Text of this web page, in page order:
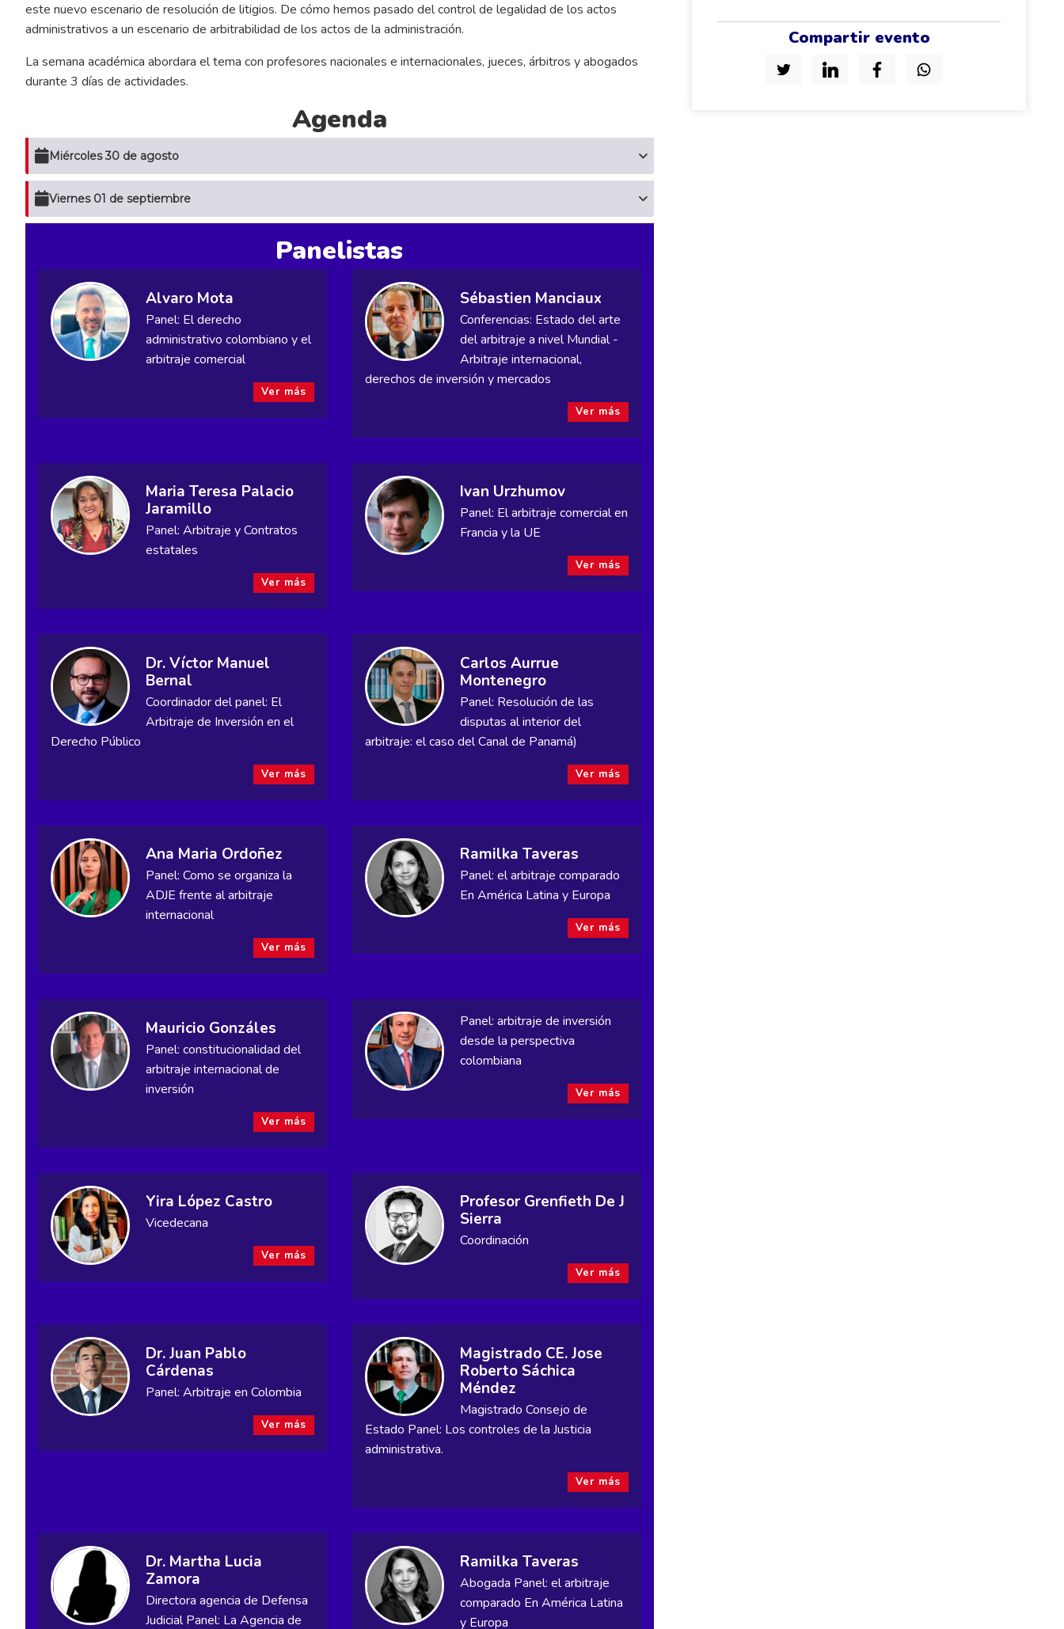
Compartir evento
este nuevo escenario de resolución de litigios. De cómo hemos pasado del control de legalidad de los actos
administrativos a un escenario de arbitrabilidad de los actos de la administración.
La semana académica abordara el tema con profesores nacionales e internacionales, jueces, árbitros y abogados
durante 3 días de actividades.
Agenda
Miércoles 30 de agosto
Viernes 01 de septiembre
Panelistas
Alvaro Mota
Panel: El derecho
administrativo colombiano y el
arbitraje comercial
Ver más
Sébastien Manciaux
Conferencias: Estado del arte
del arbitraje a nivel Mundial -
Arbitraje internacional,
derechos de inversión y mercados
Ver más
Maria Teresa Palacio
Jaramillo
Panel: Arbitraje y Contratos
estatales
Ver más
Ivan Urzhumov
Panel: El arbitraje comercial en
Francia y la UE
Ver más
Dr. Víctor Manuel
Bernal
Coordinador del panel: El
Arbitraje de Inversión en el
Derecho Público
Ver más
Carlos Aurrue
Montenegro
Panel: Resolución de las
disputas al interior del
arbitraje: el caso del Canal de Panamá)
Ver más
Ana Maria Ordoñez
Panel: Como se organiza la
ADJE frente al arbitraje
internacional
Ver más
Ramilka Taveras
Panel: el arbitraje comparado
En América Latina y Europa
Ver más
Mauricio Gonzáles
Panel: constitucionalidad del
arbitraje internacional de
inversión
Ver más
Panel: arbitraje de inversión
desde la perspectiva
colombiana
Ver más
Yira López Castro
Vicedecana
Ver más
Profesor Grenfieth De J
Sierra
Coordinación
Ver más
Dr. Juan Pablo
Cárdenas
Panel: Arbitraje en Colombia
Ver más
Magistrado CE. Jose
Roberto Sáchica
Méndez
Magistrado Consejo de
Estado Panel: Los controles de la Justicia
administrativa.
Ver más
Dr. Martha Lucia
Zamora
Directora agencia de Defensa
Judicial Panel: La Agencia de
Ramilka Taveras
Abogada Panel: el arbitraje
comparado En América Latina
y Europa